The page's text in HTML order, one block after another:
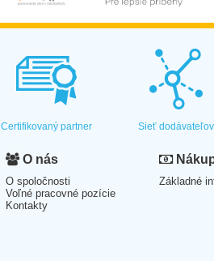
Certifikovaný partner Sieť dodávateľov
O nás
O spoločnosti
Voľné pracovné pozície
Kontakty
Základné